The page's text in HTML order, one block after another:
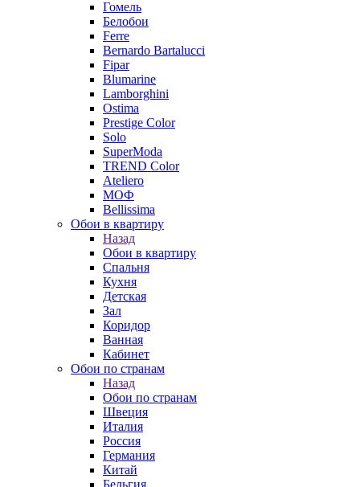
Гомель
Белобои
Ferre
Bernardo Bartalucci
Fipar
Blumarine
Lamborghini
Ostima
Prestige Color
Solo
SuperModa
TREND Color
Ateliero
МОФ
Bellissima
Обои в квартиру
Назад
Обои в квартиру
Спальня
Кухня
Детская
Зал
Коридор
Ванная
Кабинет
Обои по странам
Назад
Обои по странам
Швеция
Италия
Россия
Германия
Китай